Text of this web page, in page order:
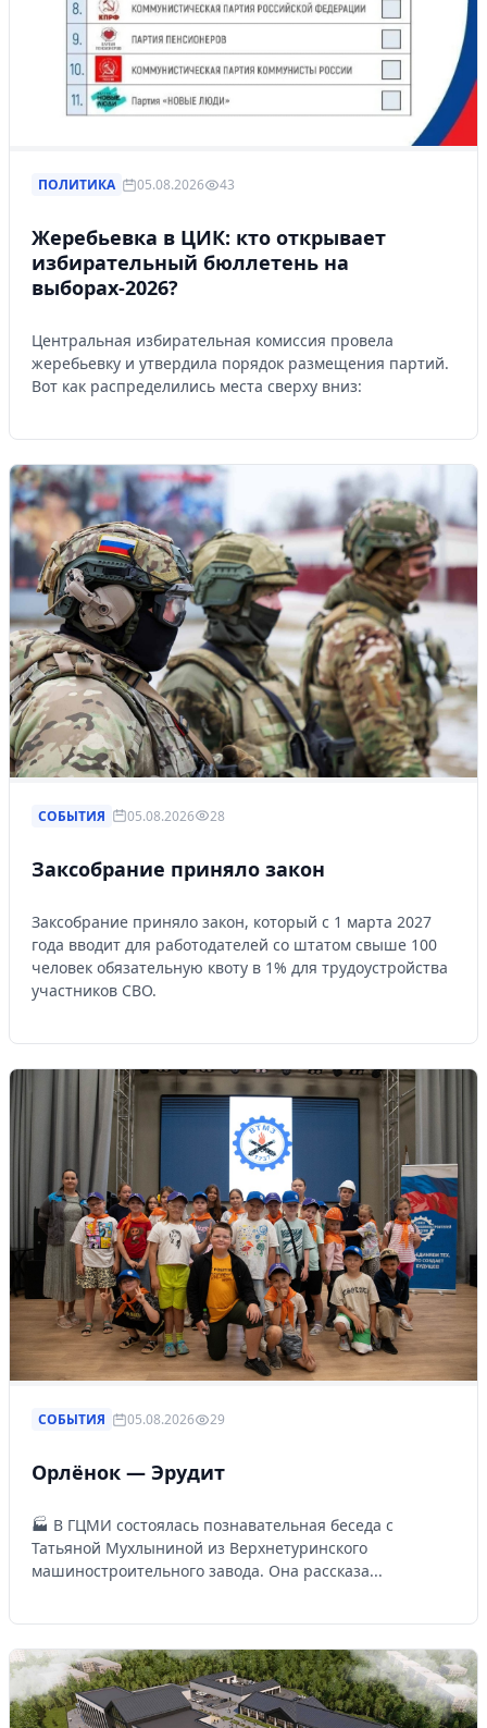
ПОЛИТИКА 05.08.2026 43
Жеребьевка в ЦИК: кто открывает
избирательный бюллетень на
выборах-2026?
Центральная избирательная комиссия провела
жеребьевку и утвердила порядок размещения партий.
Вот как распределились места сверху вниз:
СОБЫТИЯ 05.08.2026 28
Заксобрание приняло закон
Заксобрание приняло закон, который с 1 марта 2027
года вводит для работодателей со штатом свыше 100
человек обязательную квоту в 1% для трудоустройства
участников СВО.
СОБЫТИЯ 05.08.2026 29
Орлёнок — Эрудит
🏭 В ГЦМИ состоялась познавательная беседа с
Татьяной Мухлыниной из Верхнетуринского
машиностроительного завода. Она рассказа...